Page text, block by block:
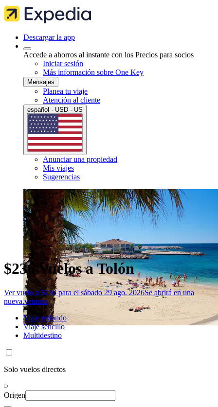
Descargar la app
Accede a ahorros al instante con los Precios para socios
Iniciar sesión
Más información sobre One Key
Mensajes
Planea tu viaje
Atención al cliente
español · USD · US
Anunciar una propiedad
Mis viajes
Sugerencias
$236 Vuelos a Tolón
Ver vuelo a $236 para el sábado 29 ago. 2026Se abrirá en una
nueva ventana
Viaje redondo
Viaje sencillo
Multidestino
Solo vuelos directos
Origen